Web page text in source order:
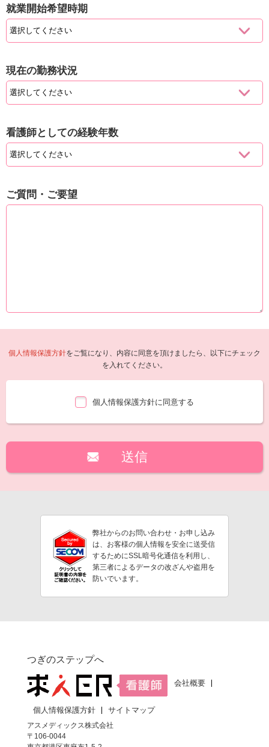
就業開始希望時期
現在の勤務状況
看護師としての経験年数
ご質問・ご要望
個人情報保護方針をご覧になり、内容に同意を頂けましたら、以下にチェック
を入れてください。
個人情報保護方針に同意する
弊社からのお問い合わせ・お申し込み
は、お客様の個人情報を安全に送受信
するためにSSL暗号化通信を利用し、
第三者によるデータの改ざんや盗用を
防いでいます。
つぎのステップへ
会社概要
個人情報保護方針
サイトマップ
アスメディックス株式会社
〒106-0044